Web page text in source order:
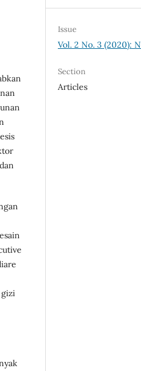
Issue
Vol. 2 No. 3 (2020):
Section
Articles